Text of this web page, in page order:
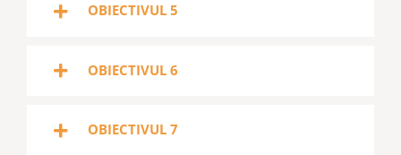
OBIECTIVUL 5
OBIECTIVUL 6
OBIECTIVUL 7